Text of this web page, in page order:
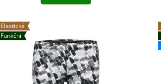
Elastické
Funkční